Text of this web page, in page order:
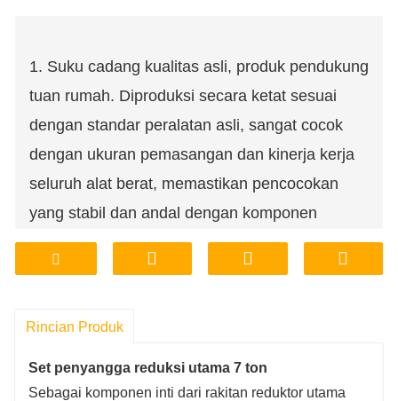
1. Suku cadang kualitas asli, produk pendukung
tuan rumah. Diproduksi secara ketat sesuai
dengan standar peralatan asli, sangat cocok
dengan ukuran pemasangan dan kinerja kerja
seluruh alat berat, memastikan pencocokan
yang stabil dan andal dengan komponen
utama.
2. Mengadopsi baja berkualitas tinggi, tahan
kelelahan yang sangat baik, secara efektif
memperpanjang masa pakai dan mengurangi
frekuensi perawatan.
Rincian Produk
Set penyangga reduksi utama 7 ton
Sebagai komponen inti dari rakitan reduktor utama